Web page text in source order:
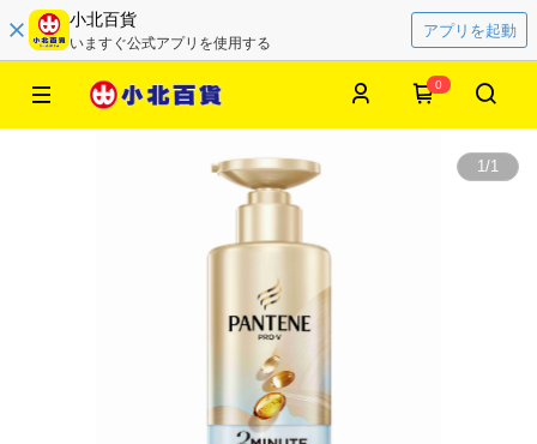
小北百貨
いますぐ公式アプリを使用する
アプリを起動
0
1/1